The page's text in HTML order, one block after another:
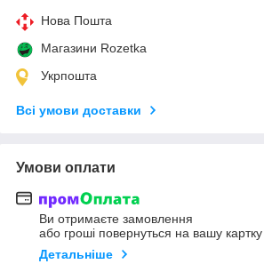
Нова Пошта
Магазини Rozetka
Укрпошта
Всі умови доставки
Умови оплати
Ви отримаєте замовлення
або гроші повернуться на вашу картку
Детальніше